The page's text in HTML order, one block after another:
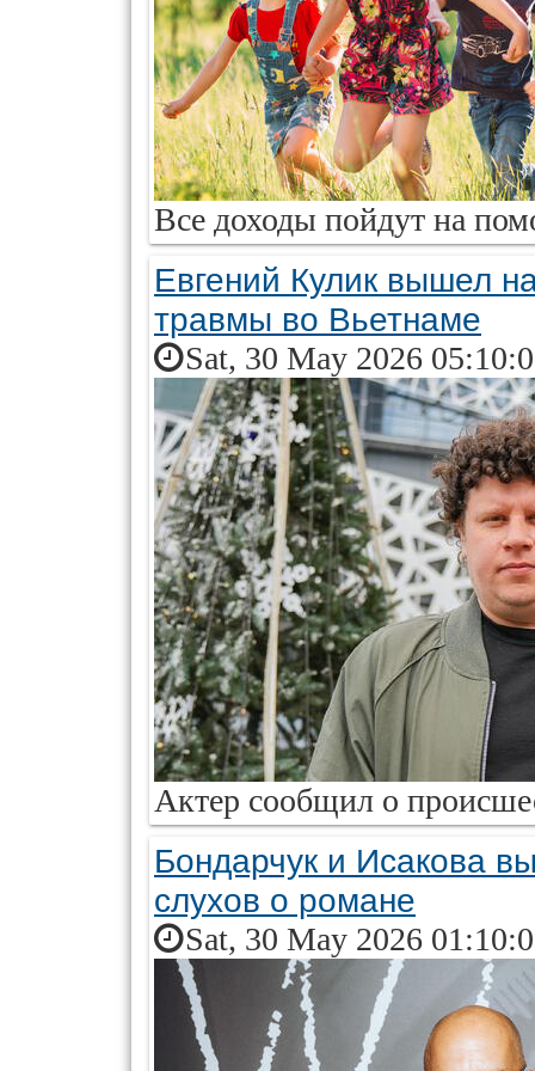
Все доходы пойдут на
Евгений Кулик вышел
травмы во Вьетнаме
Sat, 30 May 2026
Актер сообщил о
Бондарчук и Исакова
слухов о романе
Sat, 30 May 2026